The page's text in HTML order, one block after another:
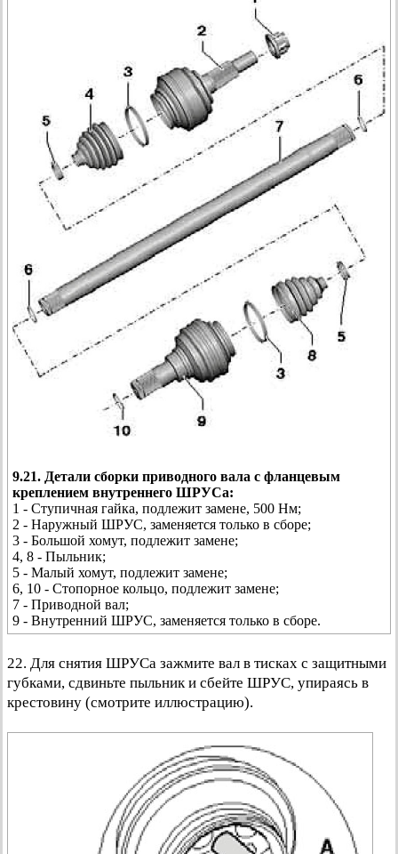
9.21. Детали сборки приводного вала с фланцевым
креплением внутреннего ШРУСа:
1 - Ступичная гайка, подлежит замене, 500 Нм;
2 - Наружный ШРУС, заменяется только в сборе;
3 - Большой хомут, подлежит замене;
4, 8 - Пыльник;
5 - Малый хомут, подлежит замене;
6, 10 - Стопорное кольцо, подлежит замене;
7 - Приводной вал;
9 - Внутренний ШРУС, заменяется только в сборе.
22. Для снятия ШРУСа зажмите вал в тисках с защитными
губками, сдвиньте пыльник и сбейте ШРУС, упираясь в
крестовину (смотрите иллюстрацию).